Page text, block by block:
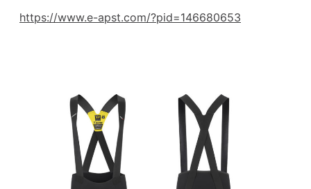
https://www.e-apst.com/?pid=146680653